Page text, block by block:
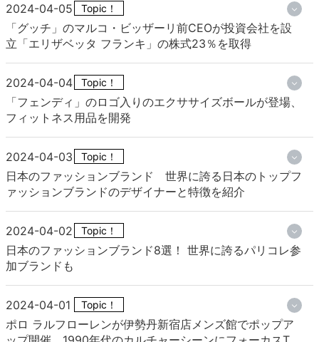
2024-04-05 Topic！
「グッチ」のマルコ・ビッザーリ前CEOが投資会社を設
立「エリザベッタ フランキ」の株式23％を取得
2024-04-04 Topic！
「フェンディ」のロゴ入りのエクササイズボールが登場、
フィットネス用品を開発
2024-04-03 Topic！
日本のファッションブランド 世界に誇る日本のトップフ
ァッションブランドのデザイナーと特徴を紹介
2024-04-02 Topic！
日本のファッションブランド8選！ 世界に誇るパリコレ参
加ブランドも
2024-04-01 Topic！
ポロ ラルフローレンが伊勢丹新宿店メンズ館でポップア